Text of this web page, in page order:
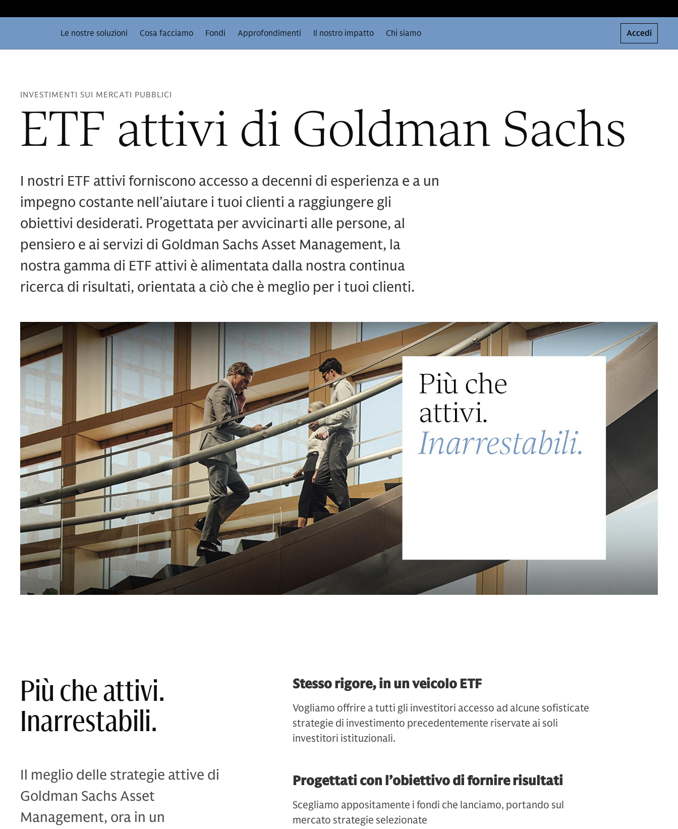
Le nostre soluzioni Cosa facciamo Fondi Approfondimenti Il nostro impatto Chi siamo Accedi
INVESTIMENTI SUI MERCATI PUBBLICI
ETF attivi di Goldman Sachs
I nostri ETF attivi forniscono accesso a decenni di esperienza e a un
impegno costante nell’aiutare i tuoi clienti a raggiungere gli
obiettivi desiderati. Progettata per avvicinarti alle persone, al
pensiero e ai servizi di Goldman Sachs Asset Management, la
nostra gamma di ETF attivi è alimentata dalla nostra continua
ricerca di risultati, orientata a ciò che è meglio per i tuoi clienti.
Più che attivi.
Inarrestabili.
Il meglio delle strategie attive di
Goldman Sachs Asset
Management, ora in un
Stesso rigore, in un veicolo ETF
Vogliamo offrire a tutti gli investitori accesso ad alcune sofisticate
strategie di investimento precedentemente riservate ai soli
investitori istituzionali.
Progettati con l’obiettivo di fornire risultati
Scegliamo appositamente i fondi che lanciamo, portando sul
mercato strategie selezionate